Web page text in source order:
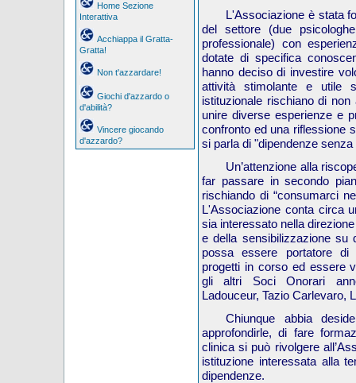
Home Sezione
Interattiva
Acchiappa il Gratta-
Gratta!
Non t'azzardare!
Giochi d'azzardo o
d'abilità?
Vincere giocando
d'azzardo?
L'Associazione è stata
del settore (due
professionale) con
dotate di specifica
hanno deciso di investire
attività stimolante e utile
istituzionale rischiano di
unire diverse esperienze e
confronto ed una riflessione
si parla di "dipendenze
Un’attenzione alla
far passare in secondo
rischiando di “consumarci
L'Associazione conta circa
sia interessato nella
e della sensibilizzazione su
possa essere portatore
progetti in corso ed essere
gli altri Soci Onorari
Ladouceur, Tazio Carlevaro,
Chiunque abbia
approfondirle, di fare
clinica si può rivolgere
istituzione interessata alla
dipendenze.